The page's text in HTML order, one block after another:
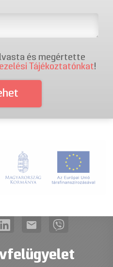
és megértette
Tájékoztatónkat!
mail